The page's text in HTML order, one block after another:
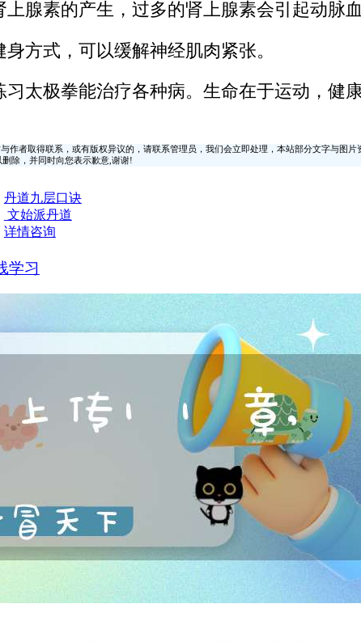
腺素的产生，过多的肾上腺素会引起动脉血
方式，可以缓解神经肌肉紧张。
太极拳能治疗各种病。生命在于运动，健
作者取得联系，或有版权异议的，请联系管理员，我们会立即处理，本站部分文字与图
除，并同时向您表示歉意,谢谢!
丹道九层口诀
文始派丹道
详情咨询
学习